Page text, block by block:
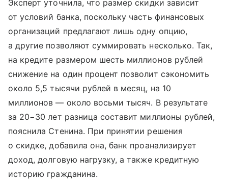
Эксперт уточнила, что размер скидки зависит
от условий банка, поскольку часть финансовых
организаций предлагают лишь одну опцию,
а другие позволяют суммировать несколько. Так,
на кредите размером шесть миллионов рублей
снижение на один процент позволит сэкономить
около 5,5 тысячи рублей в месяц, на 10
миллионов — около восьми тысяч. В результате
за 20−30 лет разница составит миллионы рублей,
пояснила Стенина. При принятии решения
о скидке, добавила она, банк проанализирует
доход, долговую нагрузку, а также кредитную
историю гражданина.